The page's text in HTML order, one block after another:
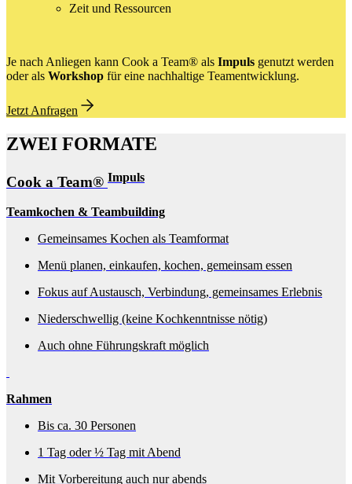
Zeit und Ressourcen
Je nach Anliegen kann Cook a Team® als Impuls genutzt werden
oder als Workshop für eine nachhaltige Teamentwicklung.
Jetzt Anfragen
ZWEI FORMATE
Cook a Team® Impuls
Teamkochen & Teambuilding
Gemeinsames Kochen als Teamformat
Menü planen, einkaufen, kochen, gemeinsam essen
Fokus auf Austausch, Verbindung, gemeinsames Erlebnis
Niederschwellig (keine Kochkenntnisse nötig)
Auch ohne Führungskraft möglich
Rahmen
Bis ca. 30 Personen
1 Tag oder ½ Tag mit Abend
Mit Vorbereitung auch nur abends